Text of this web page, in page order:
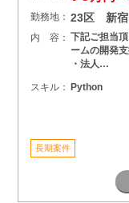
勤務地： 23区 新宿
内 容： 下記ご担当
ームの開発
・法人…
スキル： Python
長期案件